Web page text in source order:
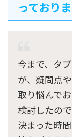
っており
今まで、タ
が、疑問点
取り悩んで
検討したの
決まった時